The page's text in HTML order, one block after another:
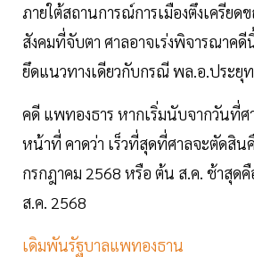
ภายใต้สถานการณ์การเมืองตึงเครีย
สังคมที่จับตา ศาลอาจเร่งพิจารณาคดี
ยึดแนวทางเดียวกับกรณี พล.อ.ประยุ
คดี แพทองธาร หากเริ่มนับจากวันที่
หน้าที่ คาดว่า เร็วที่สุดที่ศาลจะตัดสิน
กรกฎาคม 2568 หรือ ต้น ส.ค. ช้าสุดคื
ส.ค. 2568
เดิมพันรัฐบาลแพทองธาน